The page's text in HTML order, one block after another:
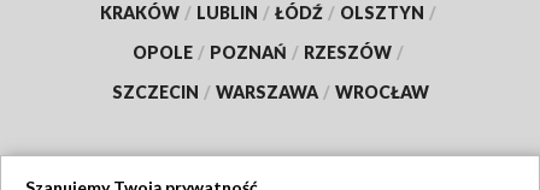
KRAKÓW / LUBLIN / ŁÓDŹ / OLSZTYN /
OPOLE / POZNAŃ / RZESZÓW /
SZCZECIN / WARSZAWA / WROCŁAW